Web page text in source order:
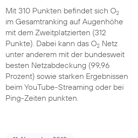
Mit 310 Punkten befindet sich O2
im Gesamtranking auf Augenhöhe
mit dem Zweitplatzierten (312
Punkte). Dabei kann das O2Netz
unter anderem mit der bundesweit
besten Netzabdeckung (99,96
Prozent) sowie starken Ergebnissen
beim YouTube-Streaming oder bei
Ping-Zeiten punkten.